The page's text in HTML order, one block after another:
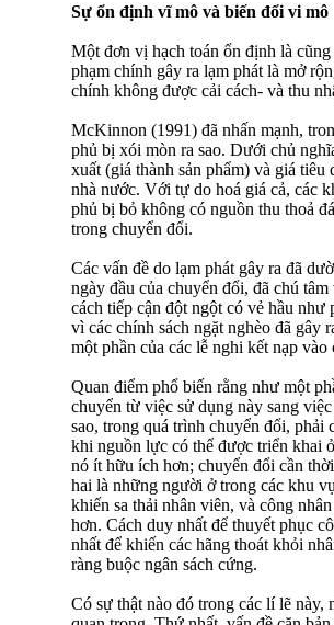
Sự ổn định vĩ mô và biến đổi vi mô
Một đơn vị hạch toán ổn định là
phạm chính gây ra lạm phát là mở
chính không được cải cách- và thu
McKinnon (1991) đã nhấn mạnh,
phủ bị xói mòn ra sao. Dưới chủ
xuất (giá thành sản phẩm) và giá
nhà nước. Với tự do hoá giá cả, các
phủ bị bỏ không có nguồn thu thoả
trong chuyển đổi.
Các vấn đề do lạm phát gây ra đã
ngày đầu của chuyển đổi, đã chú
cách tiếp cận đột ngột có vẻ hầu
vì các chính sách ngặt nghèo đã
một phần của các lễ nghi kết nạp vào
Quan điểm phổ biến rằng như một
chuyển từ việc sử dụng này sang
sao, trong quá trình chuyển đổi,
khi nguồn lực có thể được triển khai
nó ít hữu ích hơn; chuyển đổi cần
hai là những người ở trong các khu
khiến sa thải nhân viên, và công
hơn. Cách duy nhất để thuyết phục
nhất để khiến các hãng thoát khỏi
ràng buộc ngân sách cứng.
Có sự thật nào đó trong các lí lẽ